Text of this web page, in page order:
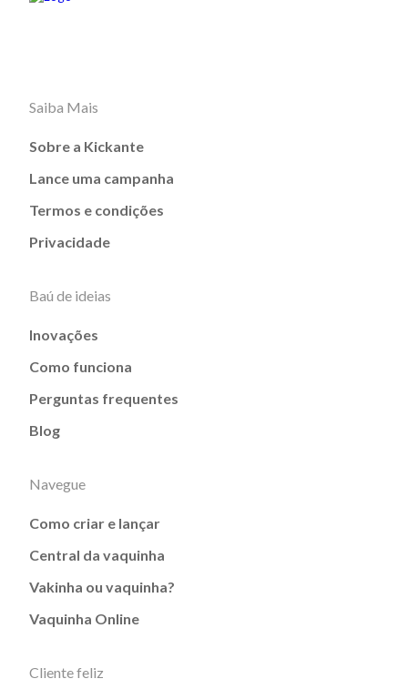
Saiba Mais
Sobre a Kickante
Lance uma campanha
Termos e condições
Privacidade
Baú de ideias
Inovações
Como funciona
Perguntas frequentes
Blog
Navegue
Como criar e lançar
Central da vaquinha
Vakinha ou vaquinha?
Vaquinha Online
Cliente feliz